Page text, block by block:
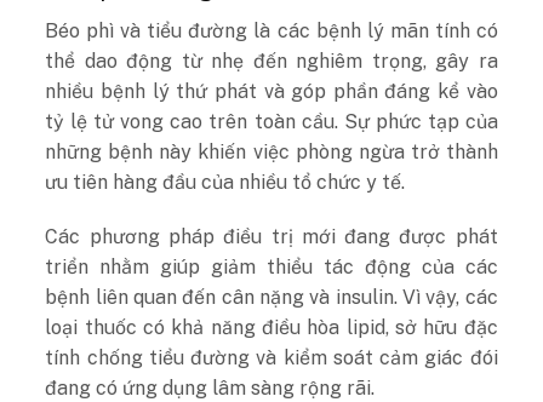
Béo phì và tiểu đường là các bệnh lý mãn tính có
thể dao động từ nhẹ đến nghiêm trọng, gây ra
nhiều bệnh lý thứ phát và góp phần đáng kể vào
tỷ lệ tử vong cao trên toàn cầu. Sự phức tạp của
những bệnh này khiến việc phòng ngừa trở thành
ưu tiên hàng đầu của nhiều tổ chức y tế.
Các phương pháp điều trị mới đang được phát
triển nhằm giúp giảm thiểu tác động của các
bệnh liên quan đến cân nặng và insulin. Vì vậy, các
loại thuốc có khả năng điều hòa lipid, sở hữu đặc
tính chống tiểu đường và kiểm soát cảm giác đói
đang có ứng dụng lâm sàng rộng rãi.